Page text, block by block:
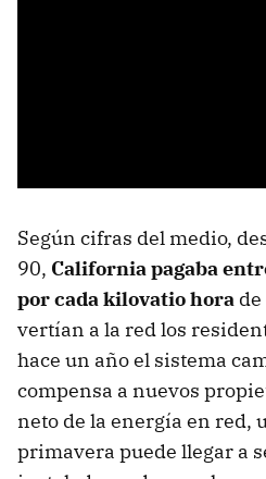
Según cifras del medio,
90, California pagaba
por cada kilovatio hora
vertían a la red los
hace un año el sistema
compensa a nuevos
neto de la energía en red,
primavera puede llegar a